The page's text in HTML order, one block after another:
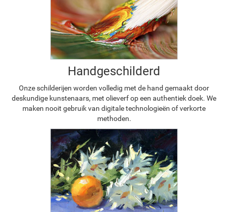
Handgeschilderd
Onze schilderijen worden volledig met de hand gemaakt door
deskundige kunstenaars, met olieverf op een authentiek doek. We
maken nooit gebruik van digitale technologieën of verkorte
methoden.